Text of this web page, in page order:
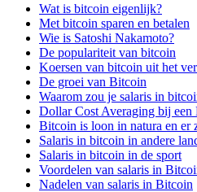
Wat is bitcoin eigenlijk?
Met bitcoin sparen en betalen
Wie is Satoshi Nakamoto?
De populariteit van bitcoin
Koersen van bitcoin uit het
De groei van Bitcoin
Waarom zou je salaris in
Dollar Cost Averaging bij een
Bitcoin is loon in natura en er
Salaris in bitcoin in andere
Salaris in bitcoin in de sport
Voordelen van salaris in
Nadelen van salaris in Bitcoin